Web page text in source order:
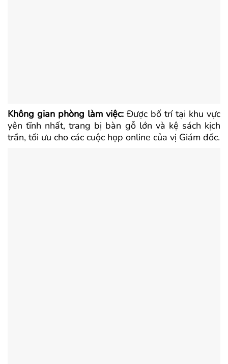
Không gian phòng làm việc: Được bố trí tại khu vực
yên tĩnh nhất, trang bị bàn gỗ lớn và kệ sách kịch
trần, tối ưu cho các cuộc họp online của vị Giám đốc.